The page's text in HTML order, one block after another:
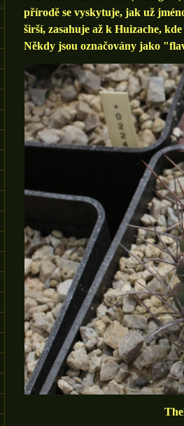
přírodě se vyskytuje, jak už
širší, zasahuje až k Huizache,
Někdy jsou označovány jako